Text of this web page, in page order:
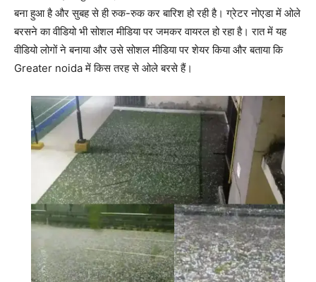
बना हुआ है और सुबह से ही रुक-रुक कर बारिश हो रही है। ग्रेटर नोएडा में ओले
बरसने का वीडियो भी सोशल मीडिया पर जमकर वायरल हो रहा है। रात में यह
वीडियो लोगों ने बनाया और उसे सोशल मीडिया पर शेयर किया और बताया कि
Greater noida में किस तरह से ओले बरसे हैं।